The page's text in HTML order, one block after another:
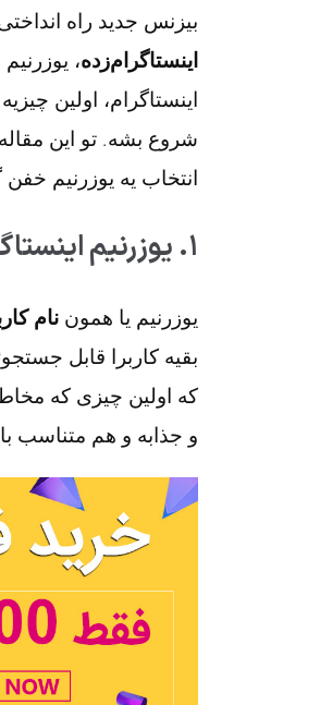
بیزنس جدید راه
اینستاگرام‌زده،
اینستاگرام، اولین
شروع بشه. تو این
انتخاب یه یوزرنیم خفن
۱. یوزرنیم اینستاگرام چیه و چرا اهمیت داره؟ 🧐
یوزرنیم یا همون نام
بقیه کاربرا قابل
که اولین چیزی که
و جذابه و هم متناسب